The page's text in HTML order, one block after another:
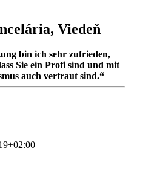
Viedeň
bin ich sehr zufrieden,
Sie ein Profi sind und mit
auch vertraut sind.“